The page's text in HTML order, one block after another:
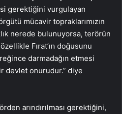
gerektiğini vurgulayan
mücavir topraklarımızın
nerede bulunuyorsa, terörün
Fırat’ın doğusunu
darmadağın etmesi
devlet onurudur.” diye
arındırılması gerektiğini,